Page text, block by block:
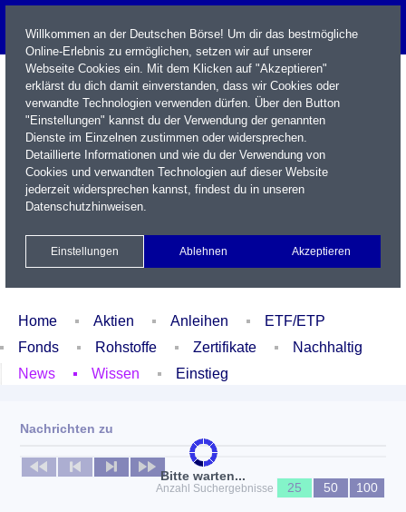
Name / WKN / ISIN / Kürzel
Xetra Realtime
Watchlist Portfolio Login
Home Aktien Anleihen
ETF/ETP
Fonds
Rohstoffe Zertifikate
Nachhaltig
News
Wissen Einstieg
Bitte warten...
Nachrichten zu
Keine News verfügbar
Anzahl Suchergebnisse
25 50 100
Willkommen an der Deutschen Börse! Um dir das bestmögliche
Online-Erlebnis zu ermöglichen, setzen wir auf unserer
Webseite Cookies ein. Mit dem Klicken auf "Akzeptieren"
erklärst du dich damit einverstanden, dass wir Cookies oder
verwandte Technologien verwenden dürfen. Über den Button
"Einstellungen" kannst du der Verwendung der genannten
Dienste im Einzelnen zustimmen oder widersprechen.
Detaillierte Informationen und wie du der Verwendung von
Cookies und verwandten Technologien auf dieser Website
jederzeit widersprechen kannst, findest du in unseren
Datenschutzhinweisen.
Einstellungen Ablehnen Akzeptieren